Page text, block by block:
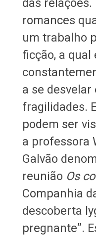
das relações.
romances
um trabalho
ficção, a qual
a se desvelar
fragilidades.
podem ser
a professora
Galvão
reunião Os
Companhia
descoberta
pregnante”.